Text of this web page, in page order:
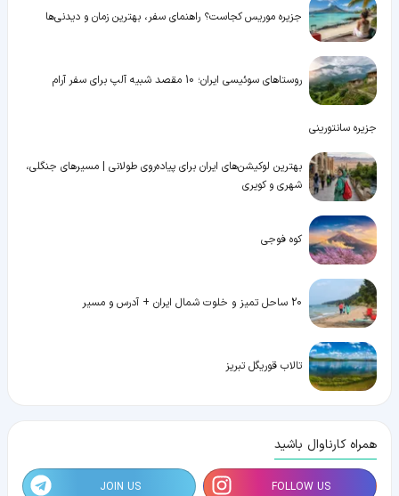
جزیره موریس کجاست؟ راهنمای سفر، بهترین زمان و دیدنی‌ها
روستاهای سوئیسی ایران؛ 10 مقصد شبیه آلپ برای سفر آرام
جزیره سانتورینی
بهترین لوکیشن‌های ایران برای پیاده‌روی طولانی | مسیرهای جنگلی،
شهری و کویری
کوه فوجی
20 ساحل تمیز و خلوت شمال ایران + آدرس و مسیر
تالاب قوریگل تبریز
همراه کارناوال باشید
FOLLOW US
JOIN US